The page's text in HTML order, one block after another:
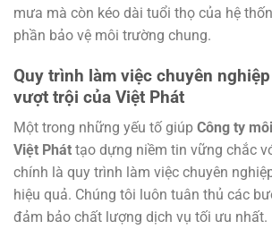
mưa mà còn kéo dài tuổi thọ của hệ
phần bảo vệ môi trường chung.
Quy trình làm việc chuyên
vượt trội của Việt Phát
Một trong những yếu tố giúp Công ty
Việt Phát tạo dựng niềm tin vững chắc
chính là quy trình làm việc chuyên
hiệu quả. Chúng tôi luôn tuân thủ các
đảm bảo chất lượng dịch vụ tối ưu nhất.